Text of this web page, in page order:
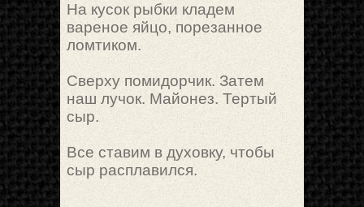
На кусок рыбки кладем
вареное яйцо, порезанное
ломтиком.
Сверху помидорчик. Затем
наш лучок. Майонез. Тертый
сыр.
Все ставим в духовку, чтобы
сыр расплавился.